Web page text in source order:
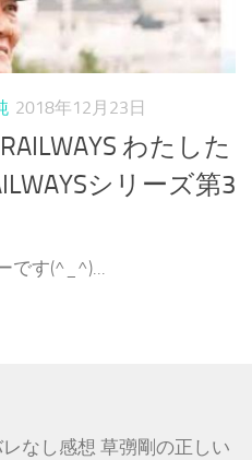
2018年12月23日
わたした
シリーズ第3
です(^_^)...
なし感想 草彅剛の正しい